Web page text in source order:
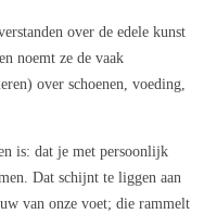
over de edele kunst
noemt ze de vaak
over schoenen, voeding,
is: dat je met persoonlijk
Dat schijnt te liggen aan
van onze voet; die rammelt